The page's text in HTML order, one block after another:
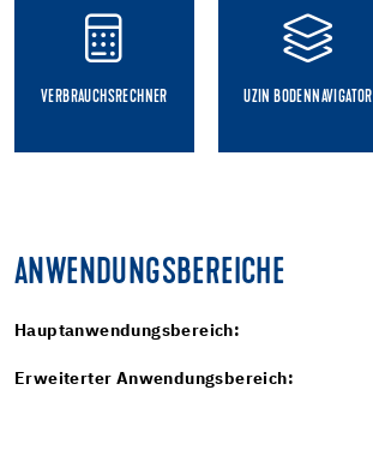
VERBRAUCHSRECHNER UZIN BODENNAVIGATOR
ANWENDUNGSBEREICHE
Hauptanwendungsbereich:
Erweiterter Anwendungsbereich: